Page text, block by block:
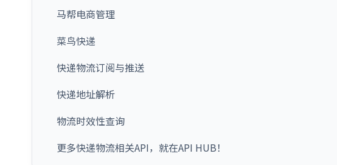
马帮电商管理
菜鸟快递
快递物流订阅与推送
快递地址解析
物流时效性查询
更多快递物流相关API，就在API HUB！